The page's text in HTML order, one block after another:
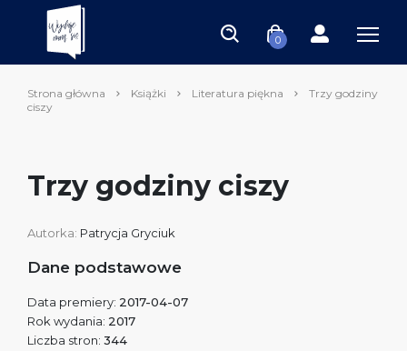
0
Strona główna Książki Literatura piękna
Trzy godziny
ciszy
Trzy godziny ciszy
Autorka: Patrycja Gryciuk
Dane podstawowe
Data premiery: 2017-04-07
Rok wydania: 2017
Liczba stron: 344